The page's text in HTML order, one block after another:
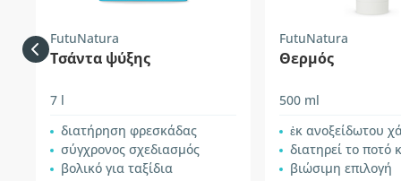
FutuNatura
Τσάντα ψύξης
7 l
διατήρηση φρεσκάδας
σύγχρονος σχεδιασμός
βολικό για ταξίδια
FutuNatura
Θερμός
500 ml
ἐκ ανοξείδωτου
διατηρεί το ποτό κρύο ή ζεστό
βιώσιμη επιλογή